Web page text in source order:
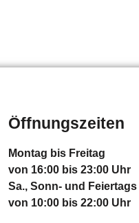
Öffnungszeiten
Montag bis Freitag
von 16:00 bis 23:00 Uhr
Sa., Sonn- und Feiertags
von 10:00 bis 22:00 Uhr